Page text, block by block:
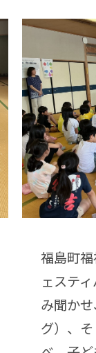
福島町
ェステ
み聞か
グ）、